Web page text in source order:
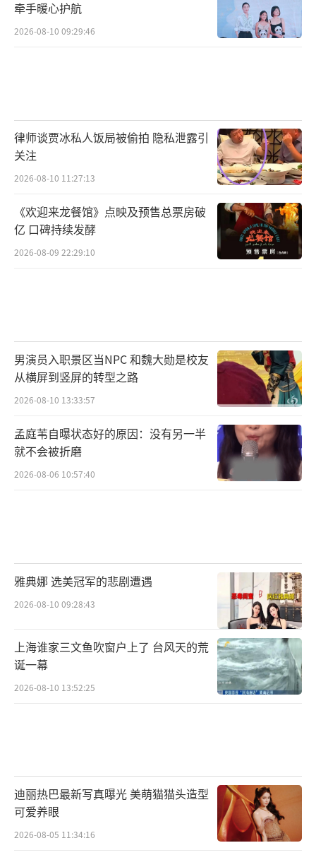
牵手暖心护航
2026-08-10 09:29:46
律师谈贾冰私人饭局被偷拍 隐私泄露引
关注
2026-08-10 11:27:13
《欢迎来龙餐馆》点映及预售总票房破
亿 口碑持续发酵
2026-08-09 22:29:10
男演员入职景区当NPC 和魏大勋是校友
从横屏到竖屏的转型之路
2026-08-10 13:33:57
孟庭苇自曝状态好的原因：没有另一半
就不会被折磨
2026-08-06 10:57:40
雅典娜 选美冠军的悲剧遭遇
2026-08-10 09:28:43
上海谁家三文鱼吹窗户上了 台风天的荒
诞一幕
2026-08-10 13:52:25
迪丽热巴最新写真曝光 美萌猫猫头造型
可爱养眼
2026-08-05 11:34:16